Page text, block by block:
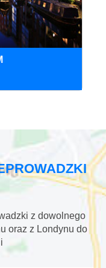
z dowolnego
oraz z Londynu do